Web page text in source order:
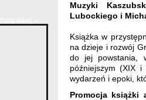
Muzyki
Lubockiego i
Książka w
na dzieje i rozwój
do jej powstania,
późniejszym (XIX
wydarzeń i epoki,
Promocja książki